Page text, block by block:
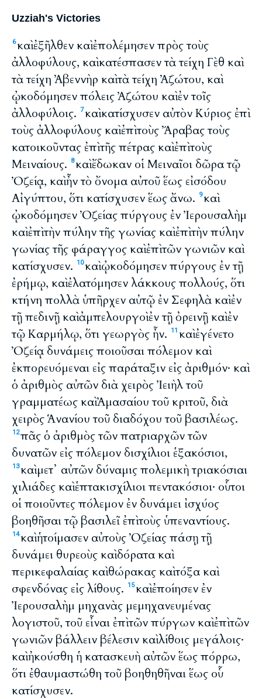
Uzziah's Victories
6καὶ ἐξῆλθεν καὶ ἐπολέμησεν πρὸς τοὺς
ἀλλοφύλους, καὶ κατέσπασεν τὰ τείχη Γὲθ καὶ
τὰ τείχη Ἀβεννὴρ καὶ τὰ τείχη Ἀζώτου, καὶ
ᾠκοδόμησεν πόλεις Ἀζώτου καὶ ἐν τοῖς
ἀλλοφύλοις. 7καὶ κατίσχυσεν αὐτὸν Κύριος ἐπὶ
τοὺς ἀλλοφύλους καὶ ἐπὶ τοὺς Ἄραβας τοὺς
κατοικοῦντας ἐπὶ τῆς πέτρας καὶ ἐπὶ τοὺς
Μειναίους.
8καὶ ἔδωκαν οἱ Μειναῖοι δῶρα τῷ
Ὀζείᾳ, καὶ ἦν τὸ ὄνομα αὐτοῦ ἕως εἰσόδου
Αἰγύπτου, ὅτι κατίσχυσεν ἕως ἄνω.
9καὶ
ᾠκοδόμησεν Ὀζείας πύργους ἐν Ἰερουσαλὴμ
καὶ ἐπὶ τὴν πύλην τῆς γωνίας καὶ ἐπὶ τὴν πύλην
γωνίας τῆς φάραγγος καὶ ἐπὶ τῶν γωνιῶν καὶ
κατίσχυσεν.
10καὶ ᾠκοδόμησεν πύργους ἐν τῇ
ἐρήμῳ, καὶ ἐλατόμησεν λάκκους πολλούς, ὅτι
κτήνη πολλὰ ὑπῆρχεν αὐτῷ ἐν Σεφηλὰ καὶ ἐν
τῇ πεδινῇ καὶ ἀμπελουργοὶ ἐν τῇ ὀρεινῇ καὶ ἐν
τῷ Καρμήλῳ, ὅτι γεωργὸς ἦν.
11 καὶ ἐγένετο
Ὀζείᾳ δυνάμεις ποιοῦσαι πόλεμον καὶ
ἐκπορευόμεναι εἰς παράταξιν εἰς ἀριθμόν· καὶ
ὁ ἀριθμὸς αὐτῶν διὰ χειρὸς Ἰειὴλ τοῦ
γραμματέως καὶ Ἀμασαίου τοῦ κριτοῦ, διὰ
χειρὸς Ἁνανίου τοῦ διαδόχου τοῦ βασιλέως.
12πᾶς ὁ ἀριθμὸς τῶν πατριαρχῶν τῶν
δυνατῶν εἰς πόλεμον δισχίλιοι ἑξακόσιοι,
13καὶ μετ᾽ αὐτῶν δύναμις πολεμικὴ τριακόσιαι
χιλιάδες καὶ ἑπτακισχίλιοι πεντακόσιοι· οὗτοι
οἱ ποιοῦντες πόλεμον ἐν δυνάμει ἰσχύος
βοηθῆσαι τῷ βασιλεῖ ἐπὶ τοὺς ὑπεναντίους.
14καὶ ἡτοίμασεν αὐτοὺς Ὀζείας πάσῃ τῇ
δυνάμει θυρεοὺς καὶ δόρατα καὶ
περικεφαλαίας καὶ θώρακας καὶ τόξα καὶ
σφενδόνας εἰς λίθους.
15καὶ ἐποίησεν ἐν
Ἰερουσαλὴμ μηχανὰς μεμηχανευμένας
λογιστοῦ, τοῦ εἶναι ἐπὶ τῶν πύργων καὶ ἐπὶ τῶν
γωνιῶν βάλλειν βέλεσιν καὶ λίθοις μεγάλοις·
καὶ ἠκούσθη ἡ κατασκευὴ αὐτῶν ἕως πόρρω,
ὅτι ἐθαυμαστώθη τοῦ βοηθηθῆναι ἕως οὗ
κατίσχυσεν.